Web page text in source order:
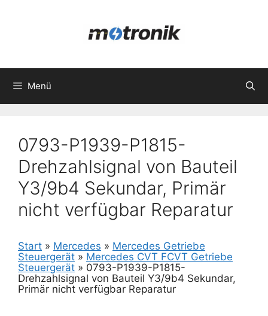
Menü
0793-P1939-P1815-
Drehzahlsignal von Bauteil
Y3/9b4 Sekundar, Primär
nicht verfügbar Reparatur
Start » Mercedes » Mercedes Getriebe
Steuergerät » Mercedes CVT FCVT Getriebe
Steuergerät » 0793-P1939-P1815-
Drehzahlsignal von Bauteil Y3/9b4 Sekundar,
Primär nicht verfügbar Reparatur